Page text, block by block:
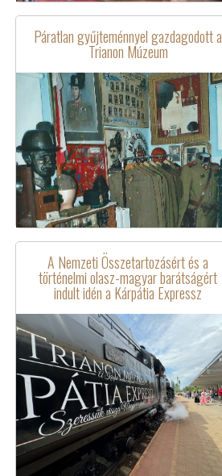
Páratlan gyűjteménnyel gazdagodott a
Trianon Múzeum
A Nemzeti Összetartozásért és a
történelmi olasz-magyar barátságért
indult idén a Kárpátia Expressz